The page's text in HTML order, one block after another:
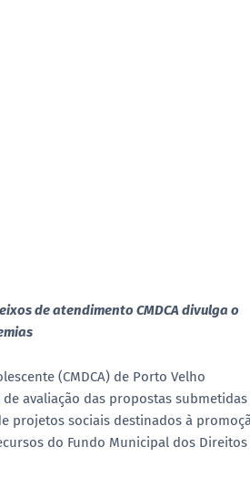
de atendimento CMDCA divulga o
(CMDCA) de Porto Velho
avaliação das propostas submetidas
projetos sociais destinados à
do Fundo Municipal dos Direitos